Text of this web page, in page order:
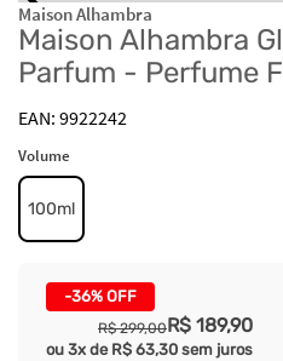
Maison Alhambra
Maison Alhambra
Parfum - Perfume
9922242
Volume
100ml
-36% OFF
R$ 189,90
R$ 299,00
ou 3x de R$ 63,30 sem juros